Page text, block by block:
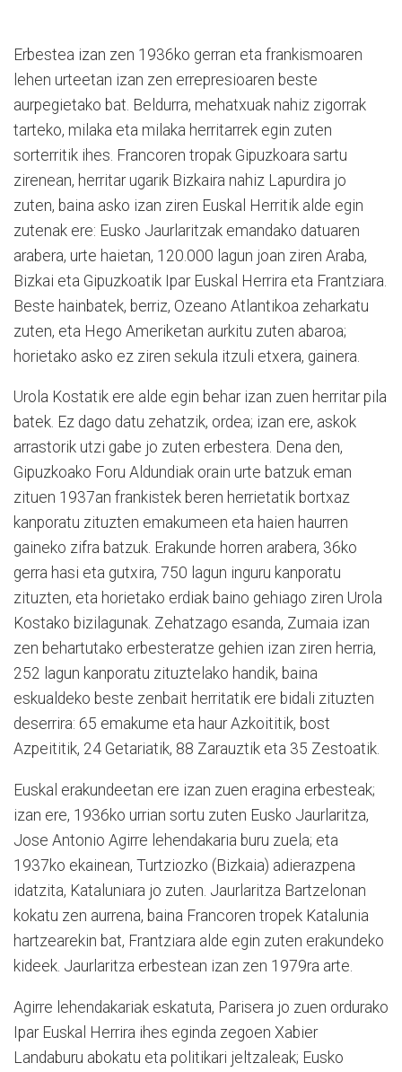
Erbestea izan zen 1936ko gerran eta frankismoaren
lehen urteetan izan zen errepresioaren beste
aurpegietako bat. Beldurra, mehatxuak nahiz zigorrak
tarteko, milaka eta milaka herritarrek egin zuten
sorterritik ihes. Francoren tropak Gipuzkoara sartu
zirenean, herritar ugarik Bizkaira nahiz Lapurdira jo
zuten, baina asko izan ziren Euskal Herritik alde egin
zutenak ere: Eusko Jaurlaritzak emandako datuaren
arabera, urte haietan, 120.000 lagun joan ziren Araba,
Bizkai eta Gipuzkoatik Ipar Euskal Herrira eta Frantziara.
Beste hainbatek, berriz, Ozeano Atlantikoa zeharkatu
zuten, eta Hego Ameriketan aurkitu zuten abaroa;
horietako asko ez ziren sekula itzuli etxera, gainera.
Urola Kostatik ere alde egin behar izan zuen herritar pila
batek. Ez dago datu zehatzik, ordea; izan ere, askok
arrastorik utzi gabe jo zuten erbestera. Dena den,
Gipuzkoako Foru Aldundiak orain urte batzuk eman
zituen 1937an frankistek beren herrietatik bortxaz
kanporatu zituzten emakumeen eta haien haurren
gaineko zifra batzuk. Erakunde horren arabera, 36ko
gerra hasi eta gutxira, 750 lagun inguru kanporatu
zituzten, eta horietako erdiak baino gehiago ziren Urola
Kostako bizilagunak. Zehatzago esanda, Zumaia izan
zen behartutako erbesteratze gehien izan ziren herria,
252 lagun kanporatu zituztelako handik, baina
eskualdeko beste zenbait herritatik ere bidali zituzten
deserrira: 65 emakume eta haur Azkoititik, bost
Azpeititik, 24 Getariatik, 88 Zarauztik eta 35 Zestoatik.
Euskal erakundeetan ere izan zuen eragina erbesteak;
izan ere, 1936ko urrian sortu zuten Eusko Jaurlaritza,
Jose Antonio Agirre lehendakaria buru zuela; eta
1937ko ekainean, Turtziozko (Bizkaia) adierazpena
idatzita, Kataluniara jo zuten. Jaurlaritza Bartzelonan
kokatu zen aurrena, baina Francoren tropek Katalunia
hartzearekin bat, Frantziara alde egin zuten erakundeko
kideek. Jaurlaritza erbestean izan zen 1979ra arte.
Agirre lehendakariak eskatuta, Parisera jo zuen ordurako
Ipar Euskal Herrira ihes eginda zegoen Xabier
Landaburu abokatu eta politikari jeltzaleak; Eusko